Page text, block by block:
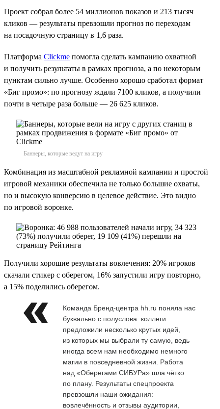
Проект собрал более 54 миллионов показов и 213 тысяч
кликов — результаты превзошли прогноз по переходам
на посадочную страницу в 1,6 раза.
Платформа Clickme помогла сделать кампанию охватной
и получить результаты в рамках прогноза, а по некоторым
пунктам сильно лучше. Особенно хорошо сработал формат
«Биг промо»: по прогнозу ждали 7100 кликов, а получили
почти в четыре раза больше — 26 625 кликов.
Баннеры, которые ведут на игру
Комбинация из масштабной рекламной кампании и простой
игровой механики обеспечила не только большие охваты,
но и высокую конверсию в целевое действие. Это видно
по игровой воронке.
Получили хорошие результаты вовлечения: 20% игроков
скачали стикер с оберегом, 16% запустили игру повторно,
а 15% поделились оберегом.
Команда Бренд-центра hh.ru поняла нас
буквально с полуслова: коллеги
предложили несколько крутых идей,
из которых мы выбрали ту самую, ведь
иногда всем нам необходимо немного
магии в повседневной жизни. Работа
над «Оберегами СИБУРа» шла чётко
по плану. Результаты спецпроекта
превзошли наши ожидания:
вовлечённость и отзывы аудитории,